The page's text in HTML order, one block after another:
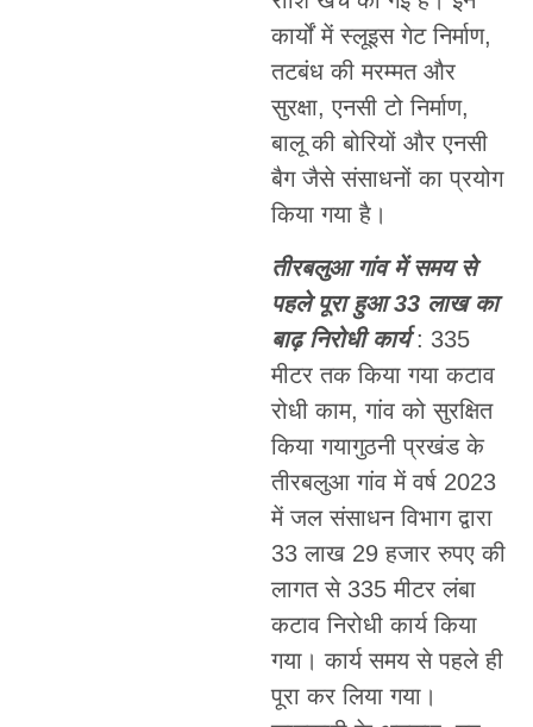
कार्यों में स्लूइस गेट निर्माण,
तटबंध की मरम्मत और
सुरक्षा, एनसी टो निर्माण,
बालू की बोरियों और एनसी
बैग जैसे संसाधनों का प्रयोग
किया गया है।
तीरबलुआ गांव में समय से
पहले पूरा हुआ 33 लाख का
बाढ़ निरोधी कार्य: 335
मीटर तक किया गया कटाव
रोधी काम, गांव को सुरक्षित
किया गयागुठनी प्रखंड के
तीरबलुआ गांव में वर्ष 2023
में जल संसाधन विभाग द्वारा
33 लाख 29 हजार रुपए की
लागत से 335 मीटर लंबा
कटाव निरोधी कार्य किया
गया। कार्य समय से पहले ही
पूरा कर लिया गया।